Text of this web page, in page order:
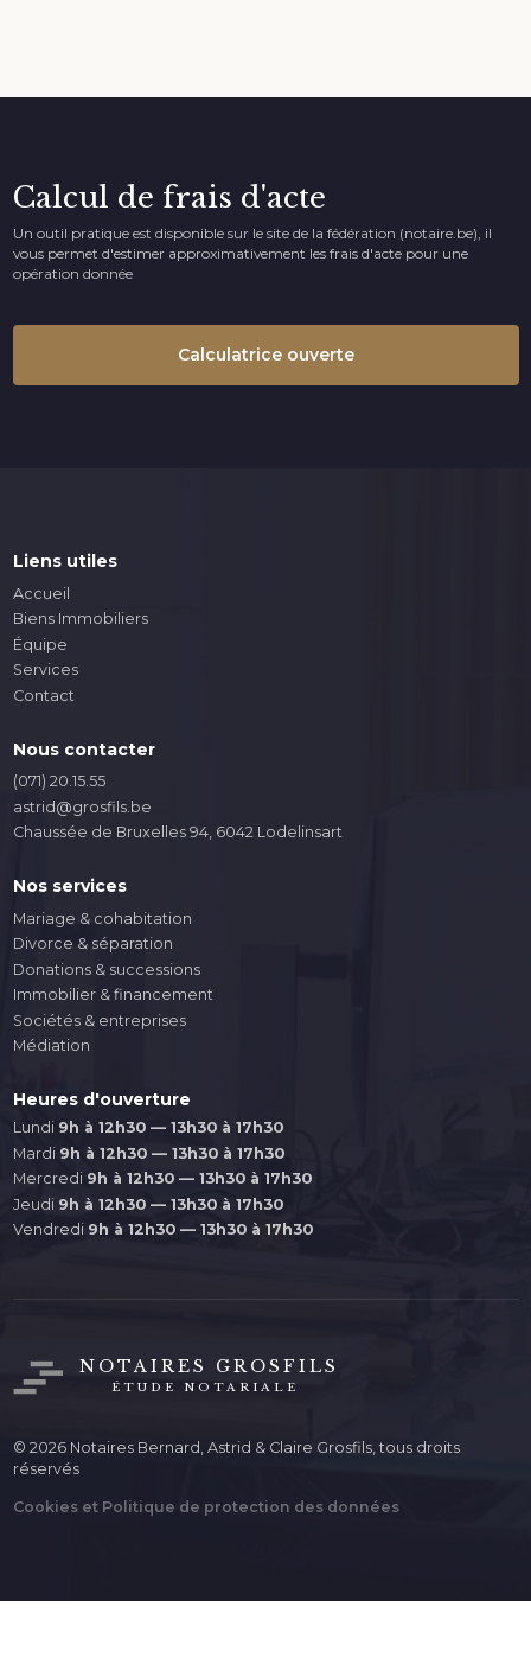
Calcul de frais d'acte
Un outil pratique est disponible sur le site de la fédération (notaire.be), il
vous permet d'estimer approximativement les frais d'acte pour une
opération donnée
Calculatrice ouverte
Liens utiles
Accueil
Biens Immobiliers
Équipe
Services
Contact
Nous contacter
(071) 20.15.55
astrid@grosfils.be
Chaussée de Bruxelles 94, 6042 Lodelinsart
Nos services
Mariage & cohabitation
Divorce & séparation
Donations & successions
Immobilier & financement
Sociétés & entreprises
Médiation
Heures d'ouverture
Lundi 9h à 12h30 — 13h30 à 17h30
Mardi 9h à 12h30 — 13h30 à 17h30
Mercredi 9h à 12h30 — 13h30 à 17h30
Jeudi 9h à 12h30 — 13h30 à 17h30
Vendredi 9h à 12h30 — 13h30 à 17h30
NOTAIRES GROSFILS
ÉTUDE NOTARIALE
© 2026 Notaires Bernard, Astrid & Claire Grosfils, tous droits
réservés
Cookies et Politique de protection des données